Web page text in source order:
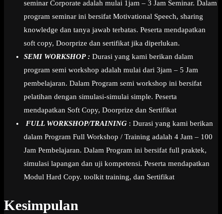
seminar Corporate adalah mulai 1jam – 3 Jam Seminar. Dalam
program seminar ini bersifat Motivational Speech, sharing
knowledge dan tanya jawab terbatas. Peserta mendapatkan
soft copy, Doorprize dan sertifikat jika diperlukan.
SEMI WORKSHOP : Durasi yang kami berikan dalam
program semi workshop adalah mulai dari 3jam – 5 Jam
pembelajaran. Dalam Program semi workshop ini bersifat
pelatihan dengan simulasi-simulai simple. Peserta
mendapatkan Soft Copy, Doorprize dan Sertifikat
FULL WORKSHOP/TRAINING : Durasi yang kami berikan
dalam Program Full Workshop / Training adalah 4 Jam – 100
Jam Pembelajaran. Dalam Program ini bersifat full praktek,
simulasi lapangan dan uji kompetensi. Peserta mendapatkan
Modul Hard Copy. toolkit training, dan Sertifikat
Kesimpulan